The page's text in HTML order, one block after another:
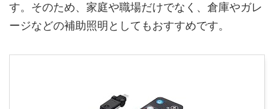
す。そのため、家庭や職場だけでなく、倉庫やガレ
ージなどの補助照明としてもおすすめです。